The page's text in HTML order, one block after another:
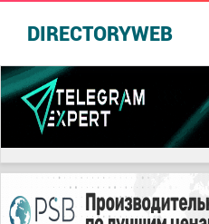
DIRECTORYWEB